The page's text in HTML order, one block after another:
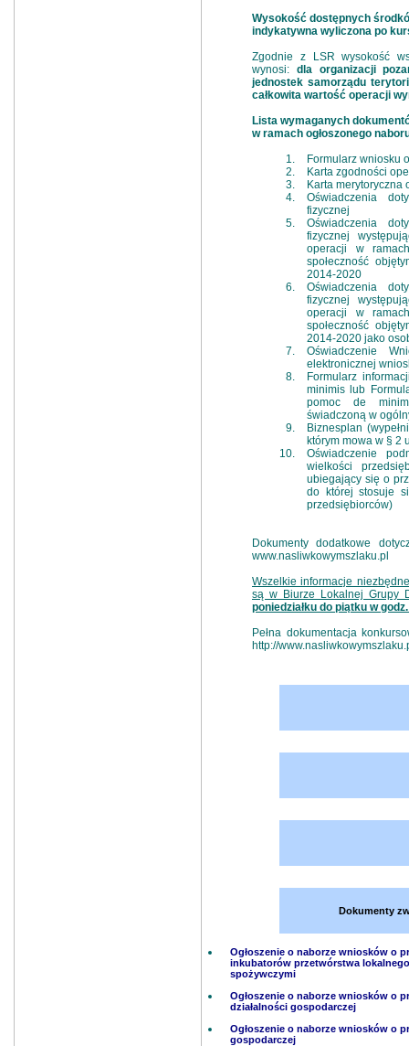
Wysokość dostępnych
(kwota indykatywna wyliczona
Zgodnie z LSR wysokość
wynosi: dla organizacji
jednostek samorządu
całkowita wartość operacji
Lista wymaganych
złożyć w ramach
Formularz wniosku
Karta zgodności
Karta merytoryczna
Oświadczenia
fizycznej
Oświadczenia
fizycznej
operacji w
społeczność
2014-2020
Oświadczenia
fizycznej
operacji w
społeczność
2014-2020 jako
Oświadczenie
elektronicznej
Formularz
minimis lub
pomoc de
świadczoną w
Biznesplan
którym mowa w § 2
Oświadczenie
wielkości
ubiegający się o
do której stosuje
przedsiębiorców)
Dokumenty dodatkowe
www.nasliwkowymszlaku.pl
Wszelkie informacje
są w Biurze Lokalnej Grupy
poniedziałku do piątku w
Pełna dokumentacja
http://
Dokumenty
Ogłoszenie o naborze wniosków o
inkubatorów przetwórstwa
spożywczymi
Ogłoszenie o naborze wniosków o
działalności gospodarczej
Ogłoszenie o naborze wniosków o
gospodarczej